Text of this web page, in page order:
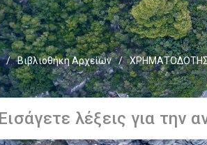
/ Βιβλιοθήκη Αρχείων /